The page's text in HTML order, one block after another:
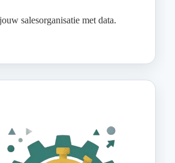
salesorganisatie met data.